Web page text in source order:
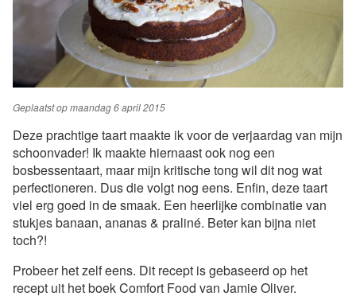
Geplaatst opmaandag 6 april 2015
Deze prachtige taart maakte ik voor de verjaardag van mijn
schoonvader! Ik maakte hiernaast ook nog een
bosbessentaart, maar mijn kritische tong wil dit nog wat
perfectioneren. Dus die volgt nog eens. Enfin, deze taart
viel erg goed in de smaak. Een heerlijke combinatie van
stukjes banaan, ananas & praliné. Beter kan bijna niet
toch?!
Probeer het zelf eens. Dit recept is gebaseerd op het
recept uit het boek Comfort Food van Jamie Oliver.